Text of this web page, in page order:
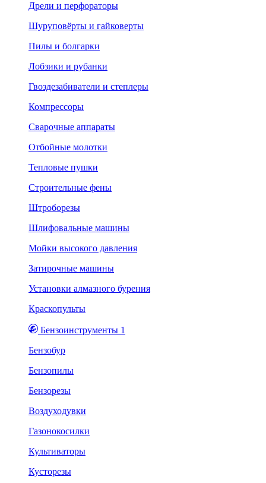
Дрели и перфораторы
Шуруповёрты и гайковерты
Пилы и болгарки
Лобзики и рубанки
Гвоздезабиватели и степлеры
Компрессоры
Сварочные аппараты
Отбойные молотки
Тепловые пушки
Строительные фены
Штроборезы
Шлифовальные машины
Мойки высокого давления
Затирочные машины
Установки алмазного бурения
Краскопульты
Бензоинструменты 1
Бензобур
Бензопилы
Бензорезы
Воздуходувки
Газонокосилки
Культиваторы
Кусторезы